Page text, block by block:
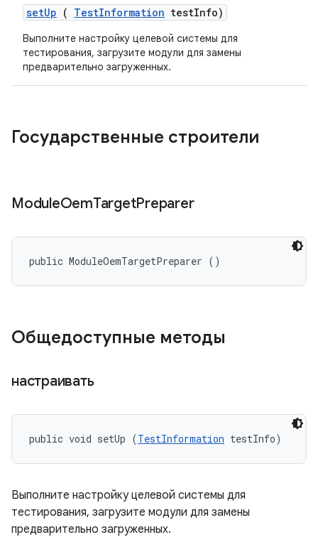
setUp ( TestInformation testInfo)
Выполните настройку целевой системы для
тестирования, загрузите модули для замены
предварительно загруженных.
Государственные строители
ModuleOemTargetPreparer
public ModuleOemTargetPreparer ()
Общедоступные методы
настраивать
public void setUp (TestInformation testInfo)
Выполните настройку целевой системы для
тестирования, загрузите модули для замены
предварительно загруженных.